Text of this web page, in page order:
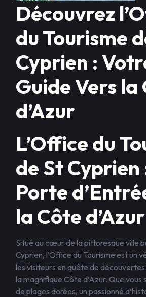
Découvrez
du Tourisme
Cyprien :
Guide Vers la
d’Azur
L’Office du
de St Cyprien
Porte
la Côte d’Azur
Situé au cœur de la pittoresque ville
Cyprien, l’Office du Tourisme est un
les visiteurs en quête de
la magnifique Côte d’Azur. Que vous
de plages dorées, un passionné